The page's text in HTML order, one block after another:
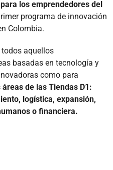
los emprendedores del
programa de innovación
Colombia.
todos aquellos
basadas en tecnología y
como para
de las Tiendas D1:
logística, expansión,
o financiera.